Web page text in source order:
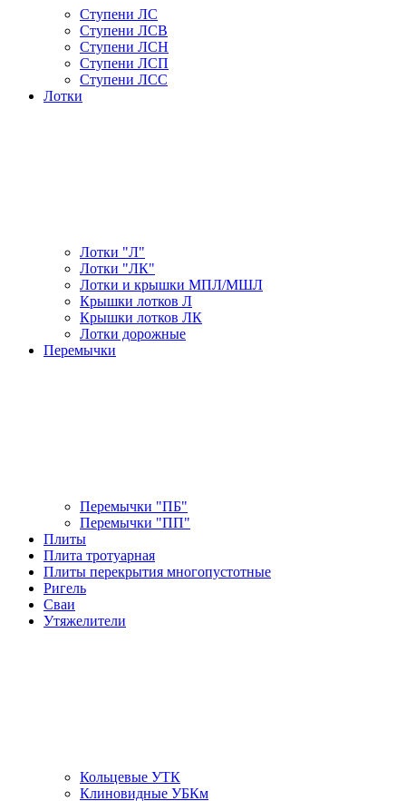
Ступени ЛС
Ступени ЛСВ
Ступени ЛСН
Ступени ЛСП
Ступени ЛСС
Лотки
Лотки "Л"
Лотки "ЛК"
Лотки и крышки МПЛ/МШЛ
Крышки лотков Л
Крышки лотков ЛК
Лотки дорожные
Перемычки
Перемычки "ПБ"
Перемычки "ПП"
Плиты
Плита тротуарная
Плиты перекрытия многопустотные
Ригель
Сваи
Утяжелители
Кольцевые УТК
Клиновидные УБКм